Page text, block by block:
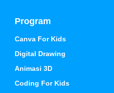
Program
Canva For Kids
Digital Drawing
Animasi 3D
Coding For Kids